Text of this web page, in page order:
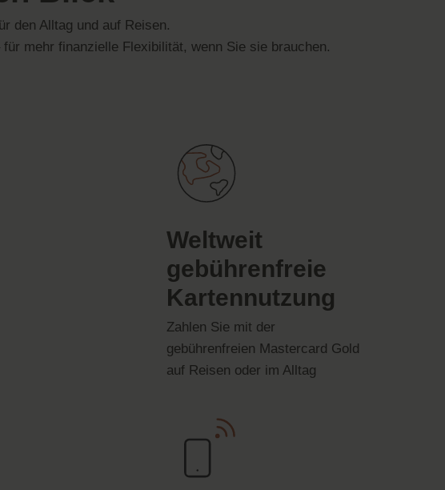
den Alltag und auf Reisen.
mehr finanzielle Flexibilität, wenn Sie sie brauchen.
Weltweit
gebührenfreie
Kartennutzung
Zahlen Sie mit der
gebührenfreien Mastercard Gold
auf Reisen oder im Alltag